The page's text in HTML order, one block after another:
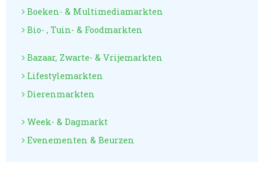
Boeken- & Multimediamarkten
Bio- , Tuin- & Foodmarkten
Bazaar, Zwarte- & Vrijemarkten
Lifestylemarkten
Dierenmarkten
Week- & Dagmarkt
Evenementen & Beurzen